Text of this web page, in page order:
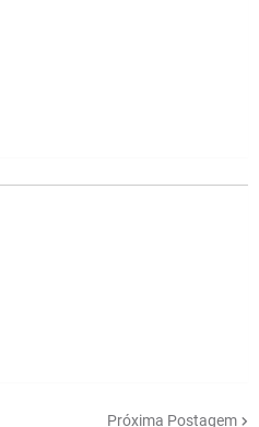
Próxima Postagem